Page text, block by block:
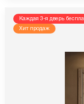
Каждая 3-я дверь
Хит продаж